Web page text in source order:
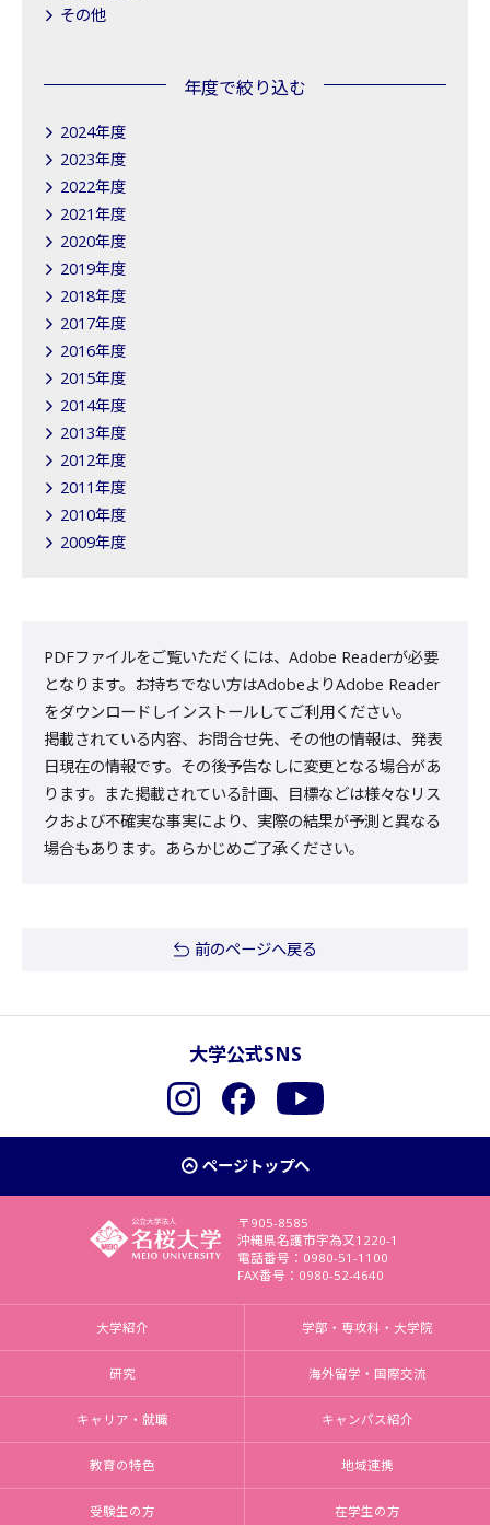
その他
年度で絞り込む
2024年度
2023年度
2022年度
2021年度
2020年度
2019年度
2018年度
2017年度
2016年度
2015年度
2014年度
2013年度
2012年度
2011年度
2010年度
2009年度
PDFファイルをご覧いただくには、Adobe Readerが必要
となります。お持ちでない方はAdobeよりAdobe Reader
をダウンロードしインストールしてご利用ください。
掲載されている内容、お問合せ先、その他の情報は、発表
日現在の情報です。その後予告なしに変更となる場合があ
ります。また掲載されている計画、目標などは様々なリス
クおよび不確実な事実により、実際の結果が予測と異なる
場合もあります。あらかじめご了承ください。
前のページへ戻る
大学公式SNS
InstagramFacebookYouTube
ページトップへ
〒905-8585
沖縄県名護市字為又1220-1
電話番号：0980-51-1100
FAX番号：0980-52-4640
大学紹介 学部・専攻科・大学院
研究 海外留学・国際交流
キャリア・就職 キャンパス紹介
教育の特色 地域連携
受験生の方 在学生の方